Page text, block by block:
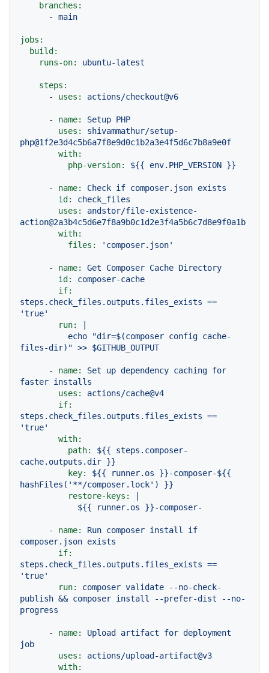
branches:
-
main
jobs:
build:
runs-on:
ubuntu-latest
steps:
-
uses: actions/checkout@v6
- name: Setup PHP
uses:
shivammathur/setup-
php@1f2e3d4c5b6a7f8e9d0c1b2a3e4f5d6c7b8a9e0f
with:
php-version:
${{ env.PHP_VERSION }}
- name: Check if composer.json exists
id:
check_files
uses:
andstor/file-existence-
action@2a3b4c5d6e7f8a9b0c1d2e3f4a5b6c7d8e9f0a1b
with:
files:
'composer.json'
- name: Get Composer Cache Directory
id:
composer-cache
if:
steps.check_files.outputs.files_exists ==
'true'
run:
- name: Set up dependency caching for
faster installs
uses:
actions/cache@v4
if:
steps.check_files.outputs.files_exists ==
'true'
with:
path:
${{
steps.composer-
cache.outputs.dir }}
key:
${{ runner.os
}}-composer-${{
hashFiles('**/composer.lock')
}}
restore-keys:
- name: Run composer install
if
composer.json exists
if:
steps.check_files.outputs.files_exists ==
'true'
run:
composer validate
--no-check-
publish && composer install --prefer-dist
--no-
progress
- name: Upload artifact for deployment
job
uses:
actions/upload-artifact@v3
with: